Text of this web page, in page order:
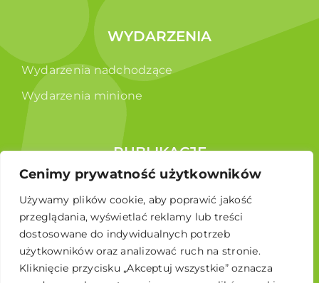
Cenimy prywatność użytkowników
Używamy plików cookie, aby poprawić jakość
przeglądania, wyświetlać reklamy lub treści
dostosowane do indywidualnych potrzeb
użytkowników oraz analizować ruch na stronie.
Kliknięcie przycisku „Akceptuj wszystkie” oznacza
WYDARZENIA
Wydarzenia nadchodzące
Wydarzenia minione
PUBLIKACJE
Raporty
Broszura edukacyjna